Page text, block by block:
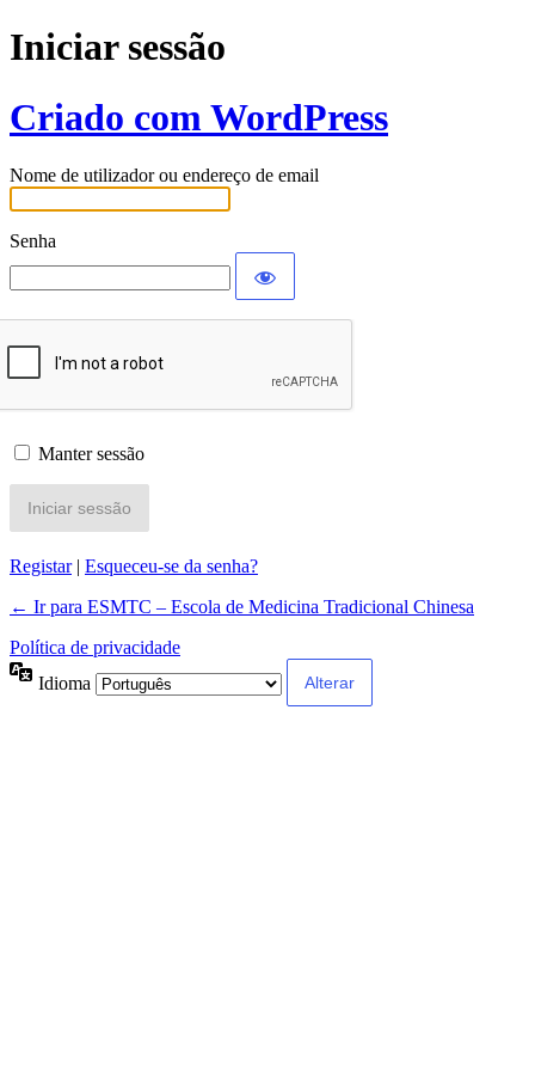
Iniciar sessão
Criado com WordPress
Nome de utilizador ou endereço de email
Senha
Manter sessão
Registar| Esqueceu-se da senha?
← Ir para ESMTC – Escola de Medicina Tradicional Chinesa
Política de privacidade
Idioma